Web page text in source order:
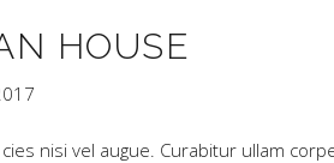
HOUSE
nisi vel augue. Curabitur ullam